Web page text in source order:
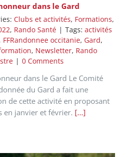
dans le Gard
Clubs et activités, Formations,
, Rando Santé | Tags: activités
, FFRandonnee occitanie, Gard,
, Newsletter, Rando
| 0 Comments
dans le Gard Le Comité
du Gard a fait une
de cette activité en proposant
en janvier et février. [...]